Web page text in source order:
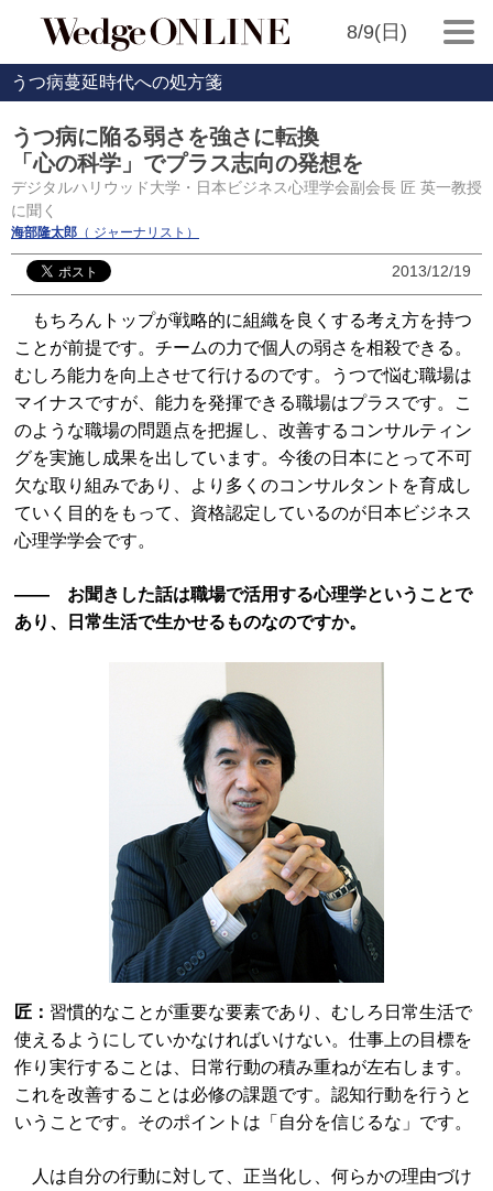
8/9(日)
うつ病蔓延時代への処方箋
うつ病に陥る弱さを強さに転換
「心の科学」でプラス志向の発想を
デジタルハリウッド大学・日本ビジネス心理学会副会長 匠 英一教授
に聞く
海部隆太郎 （ ジャーナリスト）
2013/12/19
もちろんトップが戦略的に組織を良くする考え方を持つ
ことが前提です。チームの力で個人の弱さを相殺できる。
むしろ能力を向上させて行けるのです。うつで悩む職場は
マイナスですが、能力を発揮できる職場はプラスです。こ
のような職場の問題点を把握し、改善するコンサルティン
グを実施し成果を出しています。今後の日本にとって不可
欠な取り組みであり、より多くのコンサルタントを育成し
ていく目的をもって、資格認定しているのが日本ビジネス
心理学学会です。
―― お聞きした話は職場で活用する心理学ということで
あり、日常生活で生かせるものなのですか。
匠： 習慣的なことが重要な要素であり、むしろ日常生活で
使えるようにしていかなければいけない。仕事上の目標を
作り実行することは、日常行動の積み重ねが左右します。
これを改善することは必修の課題です。認知行動を行うと
いうことです。そのポイントは「自分を信じるな」です。
人は自分の行動に対して、正当化し、何らかの理由づけ